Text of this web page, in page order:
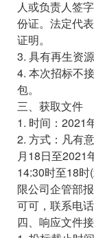
人或负责人签
份证。法定代
证明。
3. 具有再生资
4. 本次招标不
包。
三、获取文件
1. 时间：2021
2. 方式：凡有
月18日至2021
14:30时至18
限公司企管部
可可，联系电
四、响应文件